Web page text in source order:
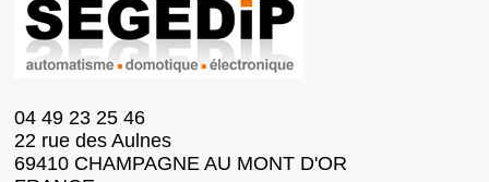
04 49 23 25 46
22 rue des Aulnes
69410 CHAMPAGNE AU MONT D'OR